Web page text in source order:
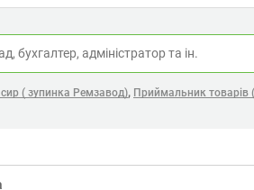
( зупинка Ремзавод), Приймальник товарів